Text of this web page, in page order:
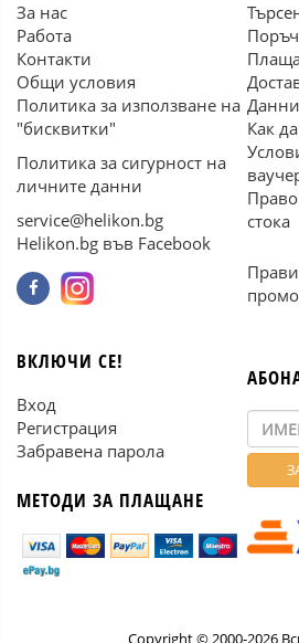
За нас
Работа
Контакти
Общи условия
Политика за използване на
"бисквитки"
Политика за сигурност на
личните данни
service@helikon.bg
Helikon.bg във Facebook
Как
Право
стока
ВКЛЮЧИ СЕ!
Вход
Регистрация
Забравена парола
МЕТОДИ ЗА ПЛАЩАНЕ
Copyright © 2000-2026